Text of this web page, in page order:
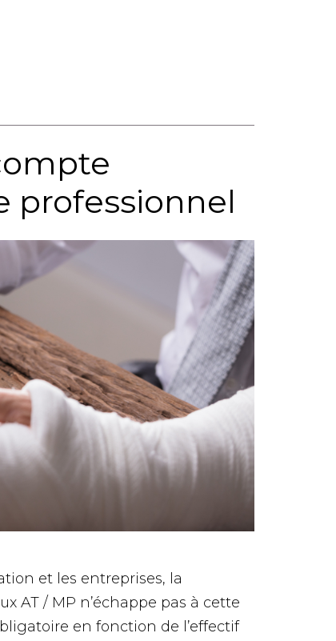
professionnel
et les entreprises, la
AT / MP n’échappe pas à cette
en fonction de l’effectif